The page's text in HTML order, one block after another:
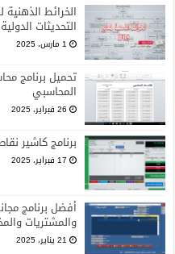
التحديثات
1 مارس، 2025
تحميل برنامج
المحاسبي
26 فبراير، 2025
برنامج كاشير
17 فبراير، 2025
أفضل برنامج
والمشتريات
21 يناير، 2025